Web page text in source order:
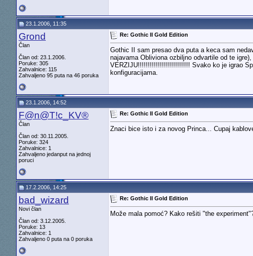
23.1.2006, 11:35
Grond
Član
Član od: 23.1.2006.
Poruke: 305
Zahvalnice: 115
Zahvaljeno 95 puta na 46 poruka
Re: Gothic II Gold Edition
Gothic II sam presao dva puta a keca sam
najavama Obliviona ozbiljno odvartile od te
VERZIJU!!!!!!!!!!!!!!!!!!!!!!!!!! Svako ko je igrao
konfiguracijama.
23.1.2006, 14:52
F@n@T!c_KV®
Član
Član od: 30.11.2005.
Poruke: 324
Zahvalnice: 1
Zahvaljeno jedanput na jednoj
poruci
Re: Gothic II Gold Edition
Znaci bice isto i za novog Princa... Cupaj
17.2.2006, 14:25
bad_wizard
Novi član
Član od: 3.12.2005.
Poruke: 13
Zahvalnice: 1
Zahvaljeno 0 puta na 0 poruka
Re: Gothic II Gold Edition
Može mala pomoć? Kako rešiti "the